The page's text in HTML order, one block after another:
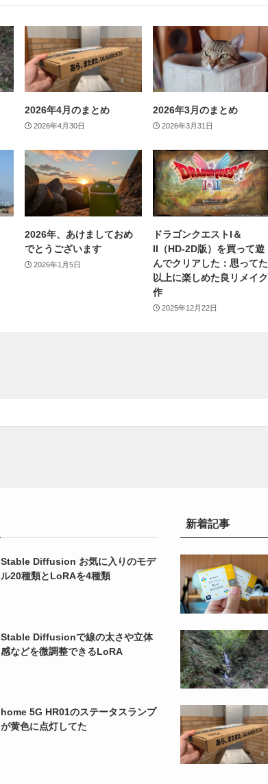
2026年4月のまとめ
2026年4月30日
2026年3月のまとめ
2026年3月31日
2026年、あけましておめ
でとうございます
2026年1月5日
ドラゴンクエストI＆
II（HD-2D版）を買って遊
んでクリアした：思ってた
以上に楽しめた良リメイク
作
2025年12月22日
Stable Diffusion お気に入りのモデ
ル20種類とLoRAを4種類
Stable Diffusionで線の太さや立体
感などを微調整できるLoRA
home 5G HR01のステータスランプ
が黄色に点灯してた
新着記事